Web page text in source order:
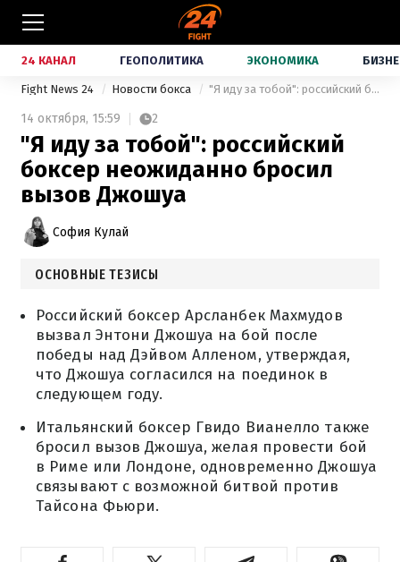
24 КАНАЛ ГЕОПОЛИТИКА ЭКОНОМИКА
Fight News 24 Новости бокса "Я иду за тобой": российский боксер неожиданно бросил вызов Джошуа
14 октября, 15:59 2
"Я иду за тобой": российский
боксер неожиданно бросил
вызов Джошуа
София Кулай
ОСНОВНЫЕ ТЕЗИСЫ
Российский боксер Арсланбек Махмудов
вызвал Энтони Джошуа на бой после
победы над Дэйвом Алленом, утверждая,
что Джошуа согласился на поединок в
следующем году.
Итальянский боксер Гвидо Вианелло также
бросил вызов Джошуа, желая провести бой
в Риме или Лондоне, одновременно Джошуа
связывают с возможной битвой против
Тайсона Фьюри.